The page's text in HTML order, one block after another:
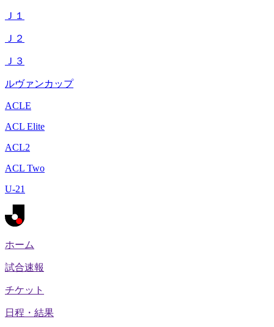
Ｊ１
Ｊ２
Ｊ３
ルヴァンカップ
ACLE
ACL Elite
ACL2
ACL Two
U-21
ホーム
試合速報
チケット
日程・結果